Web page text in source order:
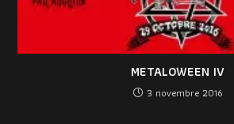
METALOWEEN IV
3 novembre 2016